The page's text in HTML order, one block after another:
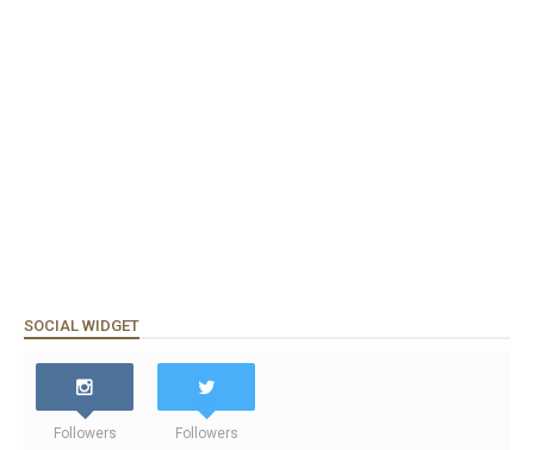
SOCIAL WIDGET
Followers Followers